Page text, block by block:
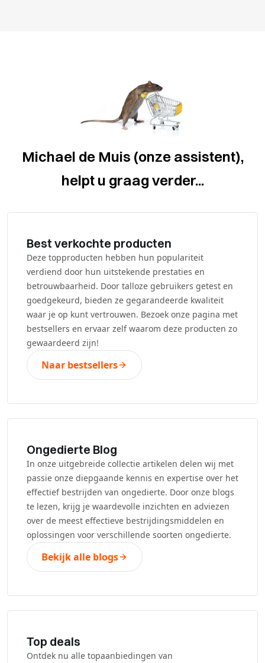
Michael de Muis (onze assistent),
helpt u graag verder...
Best verkochte producten
Deze topproducten hebben hun populariteit
verdiend door hun uitstekende prestaties en
betrouwbaarheid. Door talloze gebruikers getest en
goedgekeurd, bieden ze gegarandeerde kwaliteit
waar je op kunt vertrouwen. Bezoek onze pagina met
bestsellers en ervaar zelf waarom deze producten zo
gewaardeerd zijn!
Naar bestsellers
Ongedierte Blog
In onze uitgebreide collectie artikelen delen wij met
passie onze diepgaande kennis en expertise over het
effectief bestrijden van ongedierte. Door onze blogs
te lezen, krijg je waardevolle inzichten en adviezen
over de meest effectieve bestrijdingsmiddelen en
oplossingen voor verschillende soorten ongedierte.
Bekijk alle blogs
Top deals
Ontdek nu alle topaanbiedingen van